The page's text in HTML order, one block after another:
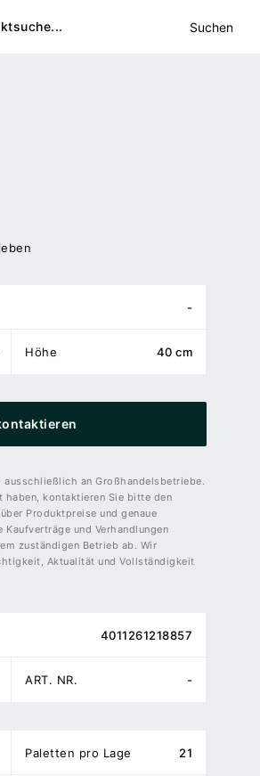
Suchen
-
Höhe 40 cm
an Großhandelsbetriebe.
haben, kontaktieren Sie bitte den
Produktpreise und genaue
und Verhandlungen
zuständigen Betrieb ab. Wir
Aktualität und Vollständigkeit
4011261218857
ART. NR. -
Paletten pro Lage 21